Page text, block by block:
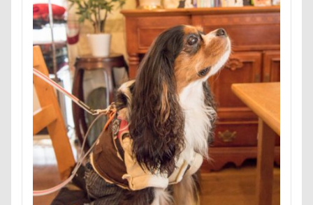
鈴木福
野菜ジャーキー 里山ドッグランサム
那須高原SA
飾り毛 鼻 鵜の浜海岸
鬼押出し園
駄々コネ 首里城 館林市
飯山市
食欲魔人 食器 食事風景
食べ渋り
願い事メーカー
願い事 里山 那須町
赤ちゃん
貸し切り温泉 豆キャッチ
譲渡会
誤飲
誕生日 試着 診察台 越谷市
親戚探し
親ばかフィルター 視線の先
見返り
西丹沢
西の河原公園 赤壁